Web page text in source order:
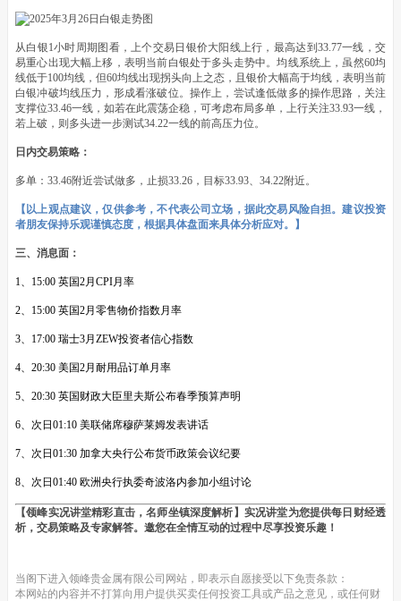
从白银1小时周期图看，上个交易日银价大阳线上行，最高达到33.77一线，交
易重心出现大幅上移，表明当前白银处于多头走势中。均线系统上，虽然60均
线低于100均线，但60均线出现拐头向上之态，且银价大幅高于均线，表明当前
白银冲破均线压力，形成看涨破位。操作上，尝试逢低做多的操作思路，关注
支撑位33.46一线，如若在此震荡企稳，可考虑布局多单，上行关注33.93一线，
若上破，则多头进一步测试34.22一线的前高压力位。
日内交易策略：
多单：33.46附近尝试做多，止损33.26，目标33.93、34.22附近。
【以上观点建议，仅供参考，不代表公司立场，据此交易风险自担。建议投资
者朋友保持乐观谨慎态度，根据具体盘面来具体分析应对。】
三、消息面：
1、15:00 英国2月CPI月率
2、15:00 英国2月零售物价指数月率
3、17:00 瑞士3月ZEW投资者信心指数
4、20:30 美国2月耐用品订单月率
5、20:30 英国财政大臣里夫斯公布春季预算声明
6、次日01:10 美联储席穆萨莱姆发表讲话
7、次日01:30 加拿大央行公布货币政策会议纪要
8、次日01:40 欧洲央行执委奇波洛内参加小组讨论
【领峰实况讲堂精彩直击，名师坐镇深度解析】实况讲堂为您提供每日财经透
析，交易策略及专家解答。邀您在全情互动的过程中尽享投资乐趣！
当阁下进入领峰贵金属有限公司网站，即表示自愿接受以下免责条款：
本网站的内容并不打算向用户提供买卖任何投资工具或产品之意见，或任何财